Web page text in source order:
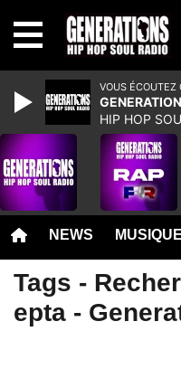
NEWS MUSIQUE
Tags -
epta -
VOUS ÉCOUTEZ
HIP HOP